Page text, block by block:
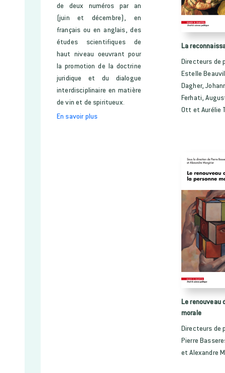
de deux numéros par an
(juin et décembre), en
français ou en anglais, des
études scientifiques de
haut niveau oeuvrant pour
la promotion de la doctrine
juridique et du dialogue
interdisciplinaire en matière
de vin et de spiritueux.
En savoir plus
La
Directeurs de
Estelle
Dagher,
Ferhati,
Ott et Aurélie
Le renouveau
morale
Directeurs de
Pierre
et Alexandre